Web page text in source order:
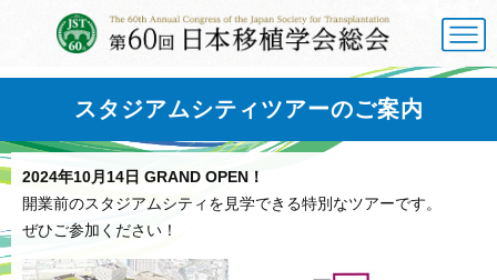
スタジアムシティツアーのご案内
2024年10月14日 GRAND OPEN！
開業前のスタジアムシティを見学できる特別なツアーです。
ぜひご参加ください！